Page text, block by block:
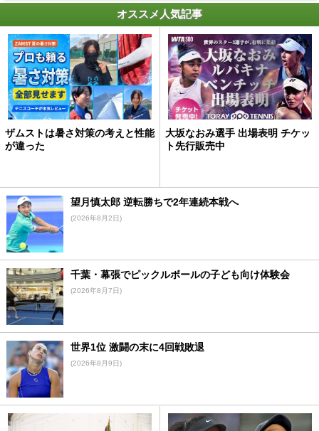
オススメ人気記事
ザムストは暑さ対策の考えと性能
が違った
大坂なおみ選手 出場表明 チケッ
ト先行販売中
望月慎太郎 逆転勝ちで2年連続本戦へ
(2026年8月2日)
千葉・幕張でピックルボールの子ども向け体験会
(2026年8月7日)
世界1位 激闘の末に4回戦敗退
(2026年8月9日)